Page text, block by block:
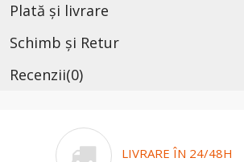
Plată și livrare
Schimb și Retur
Recenzii(0)
LIVRARE ÎN 24/48H